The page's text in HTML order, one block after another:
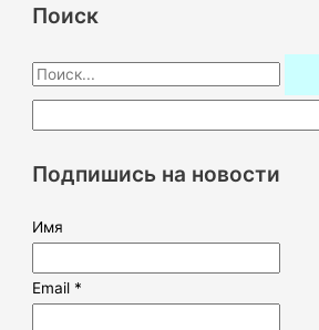
Поиск
П
о
и
кПодпишись на новости
Имя
Email *